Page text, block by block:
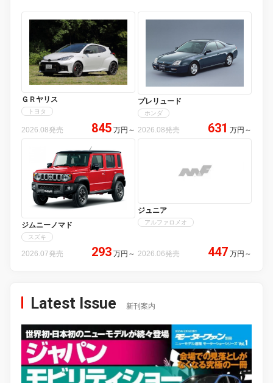
ＧＲヤリス
トヨタ
2026.08発売 845 万円 ～
プレリュード
ホンダ
2026.08発売 631 万円 ～
ジムニーノマド
スズキ
2026.07発売 293 万円 ～
ジュニア
アルファロメオ
2026.06発売 447 万円 ～
Latest Issue 新刊案内